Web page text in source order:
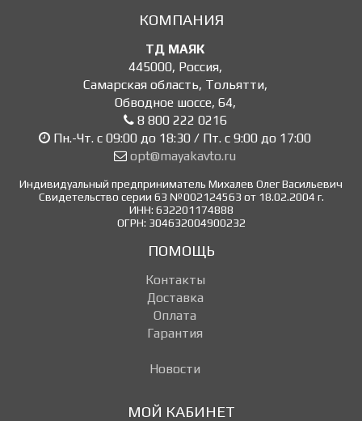
КОМПАНИЯ
ТД МАЯК
445000, Россия,
Самарская область, Тольятти,
Обводное шоссе, 64,
8 800 222 0216
Пн.-Чт. с 09:00 до 18:30 / Пт. с 9:00 до 17:00
opt@mayakavto.ru
Индивидуальный предприниматель Михалев Олег Васильевич
Свидетельство серии 63 №002124563 от 18.02.2004 г.
ИНН: 632201174888
ОГРН: 304632004900232
ПОМОЩЬ
Контакты
Доставка
Оплата
Гарантия
Новости
МОЙ КАБИНЕТ